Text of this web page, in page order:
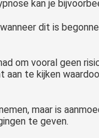
kan je
dit is
om vooral geen
te kijken
maar is
te geven.